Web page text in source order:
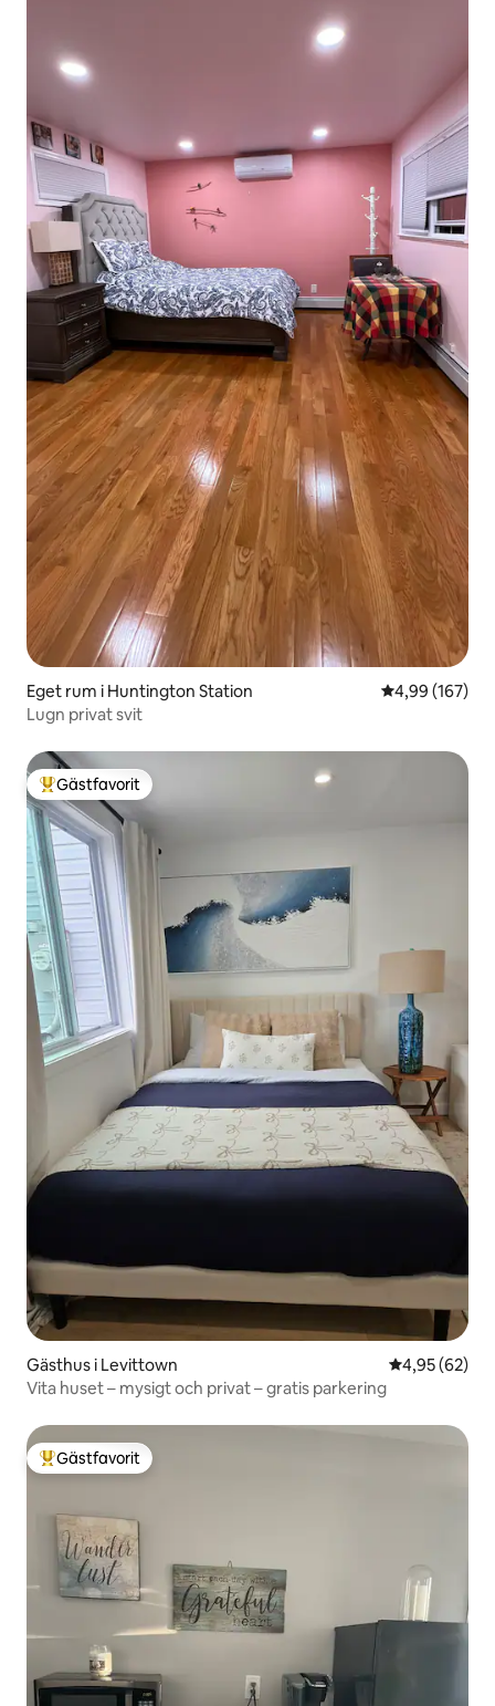
Eget rum i Huntington Station 4,99 av 5 i
4,99 (167)
Lugn privat svit
Populär gästfavorit
Gästfavorit
Gästhus i Levittown 4,95 av 5 i
4,95 (62)
Vita huset – mysigt och privat – gratis parkering
Populär gästfavorit
Gästfavorit